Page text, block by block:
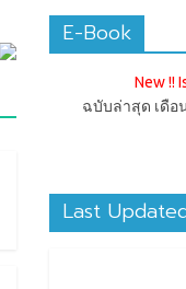
E-Book
New !!
ฉบับล่าสุด เดือ
Last